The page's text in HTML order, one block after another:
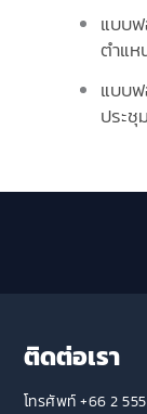
แบบ
ตำแห
แบบฟ
ประชุ
ติดต่อเรา
โทรศัพท์ +66 2